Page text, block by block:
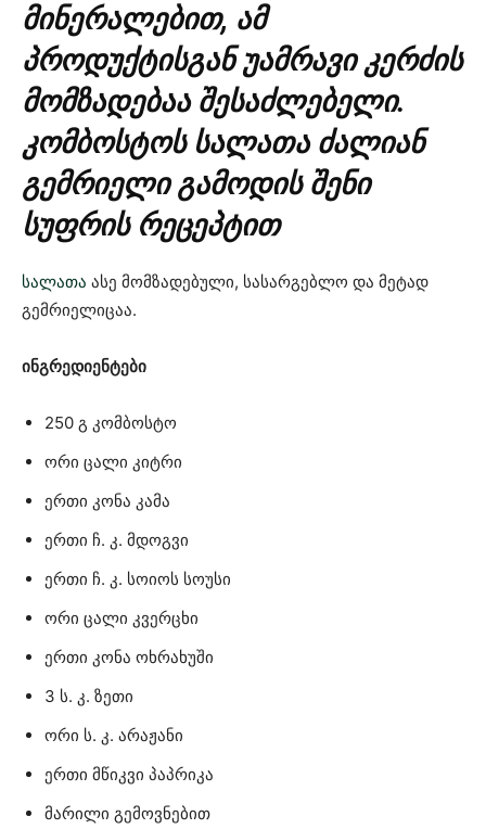
მინერალებით, ამ
პროდუქტისგან უამრავი კერძის
მომზადებაა შესაძლებელი.
კომბოსტოს სალათა ძალიან
გემრიელი გამოდის შენი
სუფრის რეცეპტით
სალათა ასე მომზადებული, სასარგებლო და მეტად
გემრიელიცაა.
ინგრედიენტები
250 გ კომბოსტო
ორი ცალი კიტრი
ერთი კონა კამა
ერთი ჩ. კ. მდოგვი
ერთი ჩ. კ. სოიოს სოუსი
ორი ცალი კვერცხი
ერთი კონა ოხრახუში
3 ს. კ. ზეთი
ორი ს. კ. არაჟანი
ერთი მწიკვი პაპრიკა
მარილი გემოვნებით